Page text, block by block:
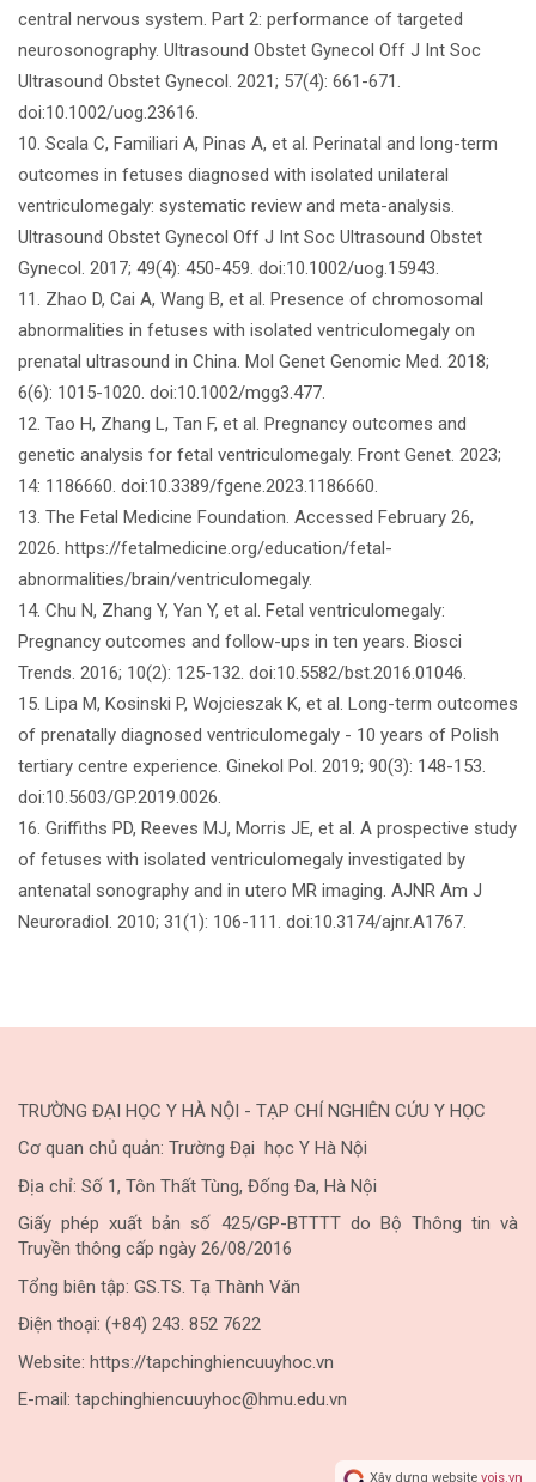
central nervous system. Part 2: performance of targeted
neurosonography. Ultrasound Obstet Gynecol Off J Int Soc
Ultrasound Obstet Gynecol. 2021; 57(4): 661-671.
doi:10.1002/uog.23616.
10. Scala C, Familiari A, Pinas A, et al. Perinatal and long-term
outcomes in fetuses diagnosed with isolated unilateral
ventriculomegaly: systematic review and meta-analysis.
Ultrasound Obstet Gynecol Off J Int Soc Ultrasound Obstet
Gynecol. 2017; 49(4): 450-459. doi:10.1002/uog.15943.
11. Zhao D, Cai A, Wang B, et al. Presence of chromosomal
abnormalities in fetuses with isolated ventriculomegaly on
prenatal ultrasound in China. Mol Genet Genomic Med. 2018;
6(6): 1015-1020. doi:10.1002/mgg3.477.
12. Tao H, Zhang L, Tan F, et al. Pregnancy outcomes and
genetic analysis for fetal ventriculomegaly. Front Genet. 2023;
14: 1186660. doi:10.3389/fgene.2023.1186660.
13. The Fetal Medicine Foundation. Accessed February 26,
2026. https://fetalmedicine.org/education/fetal-
abnormalities/brain/ventriculomegaly.
14. Chu N, Zhang Y, Yan Y, et al. Fetal ventriculomegaly:
Pregnancy outcomes and follow-ups in ten years. Biosci
Trends. 2016; 10(2): 125-132. doi:10.5582/bst.2016.01046.
15. Lipa M, Kosinski P, Wojcieszak K, et al. Long-term outcomes
of prenatally diagnosed ventriculomegaly - 10 years of Polish
tertiary centre experience. Ginekol Pol. 2019; 90(3): 148-153.
doi:10.5603/GP.2019.0026.
16. Griffiths PD, Reeves MJ, Morris JE, et al. A prospective study
of fetuses with isolated ventriculomegaly investigated by
antenatal sonography and in utero MR imaging. AJNR Am J
Neuroradiol. 2010; 31(1): 106-111. doi:10.3174/ajnr.A1767.
TRƯỜNG ĐẠI HỌC Y HÀ NỘI - TẠP CHÍ NGHIÊN CỨU Y HỌC
Cơ quan chủ quản: Trường Đại học Y Hà Nội
Địa chỉ: Số 1, Tôn Thất Tùng, Đống Đa, Hà Nội
Giấy phép xuất bản số 425/GP-BTTTT do Bộ Thông tin và
Truyền thông cấp ngày 26/08/2016
Tổng biên tập: GS.TS. Tạ Thành Văn
Điện thoại: (+84) 243. 852 7622
Website: https://tapchinghiencuuyhoc.vn
E-mail: tapchinghiencuuyhoc@hmu.edu.vn